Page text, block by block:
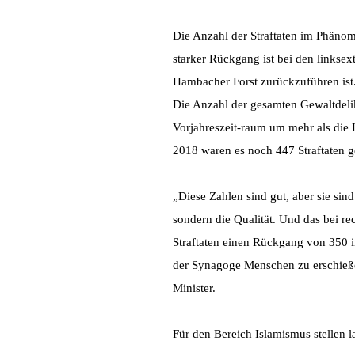
Die Anzahl der Straftaten im
starker Rückgang ist bei den
Hambacher Forst zurückzuführen
Die Anzahl der gesamten
Vorjahreszeit-raum um mehr als die
2018 waren es noch 447 Straftaten
„Diese Zahlen sind gut, aber sie
sondern die Qualität. Und das bei
Straftaten einen Rückgang von
der Synagoge Menschen zu
Minister.
Für den Bereich Islamismus stellen